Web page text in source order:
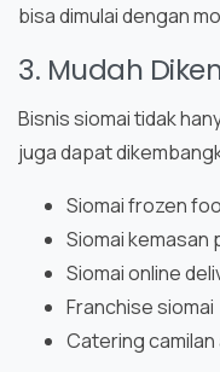
bisa dimulai dengan
3. Mudah
Bisnis siomai tidak
juga dapat
Siomai frozen
Siomai kemasan
Siomai online
Franchise siomai
Catering camilan